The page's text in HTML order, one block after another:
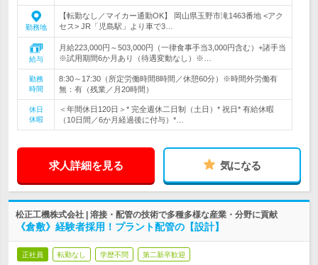
勤務地
【転勤なし／マイカー通勤OK】 岡山県玉野市滝1463番地 <アク
セス> JR「児島駅」より車で3…
給与
月給223,000円～503,000円（一律食事手当3,000円含む）+諸手当
※試用期間6か月あり（待遇変動なし）※…
勤務
時間
8:30～17:30（所定労働時間8時間／休憩60分）※時間外労働有
無：有（残業／月20時間）
休日
休暇
＜年間休日120日＞* 完全週休二日制（土日）* 祝日* 有給休暇
（10日間／6か月経過後に付与）*…
求人詳細を見る 気になる
松正工機株式会社 | 溶接・配管の技術で多種多様な産業・分野に貢献
《倉敷》経験者採用！プラント配管の【設計】
正社員 転勤なし 学歴不問 第二新卒歓迎